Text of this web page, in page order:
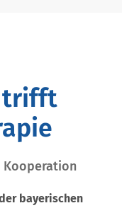
trifft
Kooperation
bayerischen